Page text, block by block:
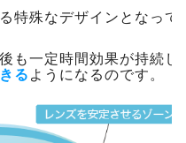
特殊なデザインとなっ
も一定時間効果が持続
る ようになるのです。